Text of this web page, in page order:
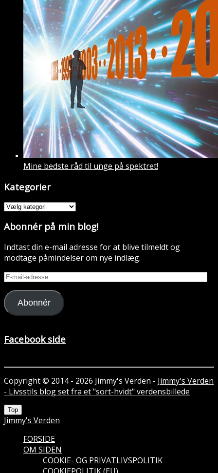
Mine bedste råd til unge på spektret!
Kategorier
Kategorier
Abonnér på min blog!
Indtast din e-mail adresse for at blive tilmeldt og
modtage påmindelser om nye indlæg.
E-
adresseAbonnér
Facebook side
Copyright © 2014 - 2026 Jimmy's Verden - Jimmy's Verden
- Livsstils blog set fra et "sort-hvidt" verdensbillede
Top
Jimmy's Verden
FORSIDE
OM SIDEN
COOKIE- OG PRIVATLIVSPOLITIK